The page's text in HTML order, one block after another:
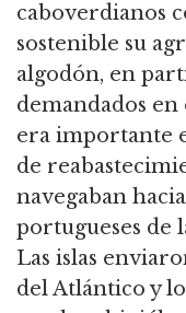
caboverdianos
sostenible su
algodón, en
demandados
era importante
de
navegaban
portugueses de
Las islas
del Atlántico y